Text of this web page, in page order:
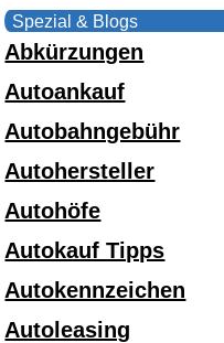
Spezial & Blogs
Abkürzungen
Autoankauf
Autobahngebühr
Autohersteller
Autohöfe
Autokauf Tipps
Autokennzeichen
Autoleasing